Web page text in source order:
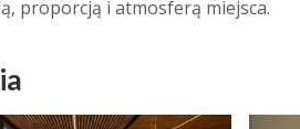
proporcją i atmosferą miejsca.